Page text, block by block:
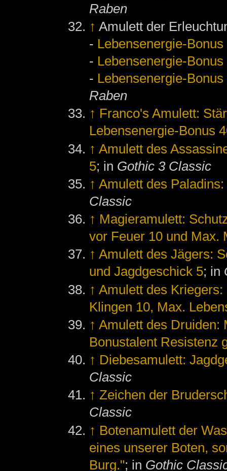
Raben
↑ Amulett der
- Lebensenergie-
- Lebensenergie-
- Lebensenergie-
Raben
↑ Franco's Amulett:
Lebensenergie-Bonus
↑ Amulett des
5; in Gothic 3 Classic
↑ Amulett des
Classic
↑ Magieramulett:
vor Feuer 10 und Max.
↑ Amulett des Jägers:
und Jagdgeschick 5; in
↑ Amulett des
Klingen 10, Max.
↑ Amulett des Druiden:
Bonustalent Resistenz
↑ Diebesamulett:
Classic
↑ Zeichen der
Classic
↑ Botenamulett der
eines unserer Boten,
Burg."; in Gothic